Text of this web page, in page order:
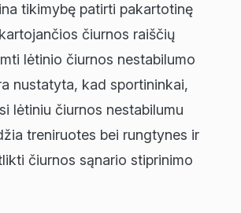
tikimybę patirti pakartotinę
čiurnos raiščių
lėtinio čiurnos nestabilumo
nustatyta, kad sportininkai,
lėtiniu čiurnos nestabilumu
treniruotes bei rungtynes ir
čiurnos sąnario stiprinimo